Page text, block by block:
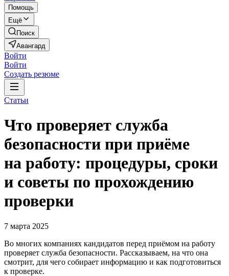
Помощь
Ещё
Поиск
Авангард
Войти
Войти
Создать резюме
Статьи
Что проверяет служба
безопасности при приёме
на работу: процедуры, сроки
и советы по прохождению
проверки
7 марта 2025
Во многих компаниях кандидатов перед приёмом на работу
проверяет служба безопасности. Рассказываем, на что она
смотрит, для чего собирает информацию и как подготовиться
к проверке.